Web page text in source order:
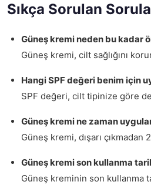
Sıkça Sorulan
Güneş kremi neden bu kadar
Güneş kremi, cilt sağlığını
Hangi SPF değeri benim için
SPF değeri, cilt tipinize göre
Güneş kremi ne zaman
Güneş kremi, dışarı
Güneş kremi son kullanma
Güneş kreminin son kullanma